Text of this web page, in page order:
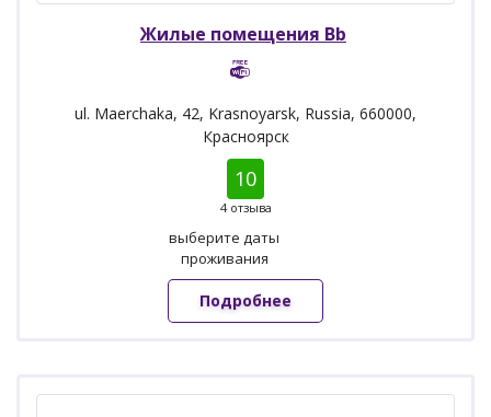
Жилые помещения Bb
ul. Maerchaka, 42, Krasnoyarsk, Russia, 660000,
Красноярск
10
4 отзыва
выберите даты
проживания
Подробнее